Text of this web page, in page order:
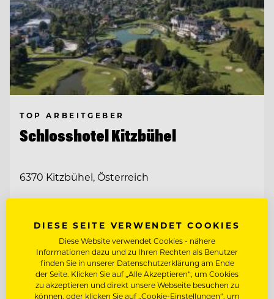
TOP ARBEITGEBER
Schlosshotel Kitzbühel
6370 Kitzbühel, Österreich
Entdecke alle Jobs
DIESE SEITE VERWENDET COOKIES
Diese Website verwendet Cookies - nähere
Informationen dazu und zu Ihren Rechten als Benutzer
finden Sie in unserer Datenschutzerklärung am Ende
der Seite. Klicken Sie auf „Alle Akzeptieren“, um Cookies
zu akzeptieren und direkt unsere Webseite besuchen zu
können, oder klicken Sie auf „Cookie-Einstellungen“, um